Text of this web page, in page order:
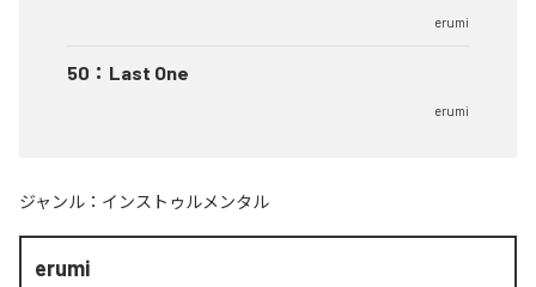
erumi
50 ： Last One
erumi
ジャンル： インストゥルメンタル
erumi